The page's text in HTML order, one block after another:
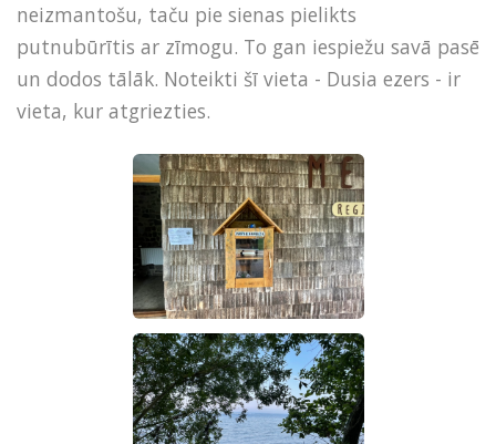
neizmantošu, taču pie sienas pielikts
putnubūrītis ar zīmogu. To gan iespiežu savā pasē
un dodos tālāk. Noteikti šī vieta - Dusia ezers - ir
vieta, kur atgriezties.